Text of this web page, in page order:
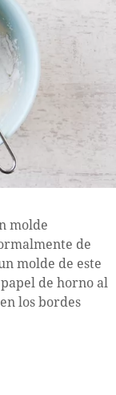
molde
de
molde de este
de horno al
los bordes